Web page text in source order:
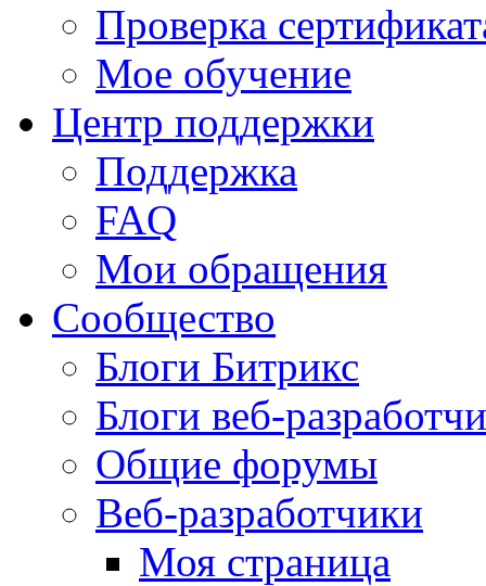
Проверка
Мое обучение
Центр поддержки
Поддержка
FAQ
Мои обращения
Сообщество
Блоги Битрикс
Блоги веб-
Общие форумы
Веб-разработчики
Моя страница